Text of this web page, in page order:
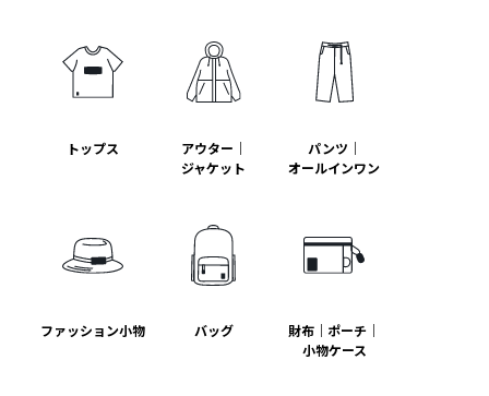
トップス
アウター｜
ジャケット
パンツ｜
オールインワン
ファッション小物 バッグ
財布｜ポーチ｜
小物ケース